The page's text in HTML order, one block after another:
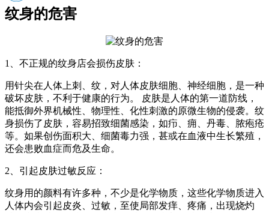
纹身的危害
1、不正规的纹身店会损伤皮肤：
用针尖在人体上刺、纹，对人体皮肤细胞、神经细胞，是一种
破坏皮肤，不利于健康的行为。 皮肤是人体的第一道防线，
能抵御外界机械性、物理性、化性刺激的原微生物的侵袭。纹
身损伤了皮肤，容易招致细菌感染，如疖、痈、丹毒、脓疱疮
等。如果创伤面积大、细菌毒力强，甚或在血液中生长繁殖，
还会患败血症而危及生命。
2、引起皮肤过敏反应：
纹身用的颜料有许多种，不少是化学物质，这些化学物质进入
人体内会引起皮炎、过敏，至使局部发痒、疼痛，出现烧灼